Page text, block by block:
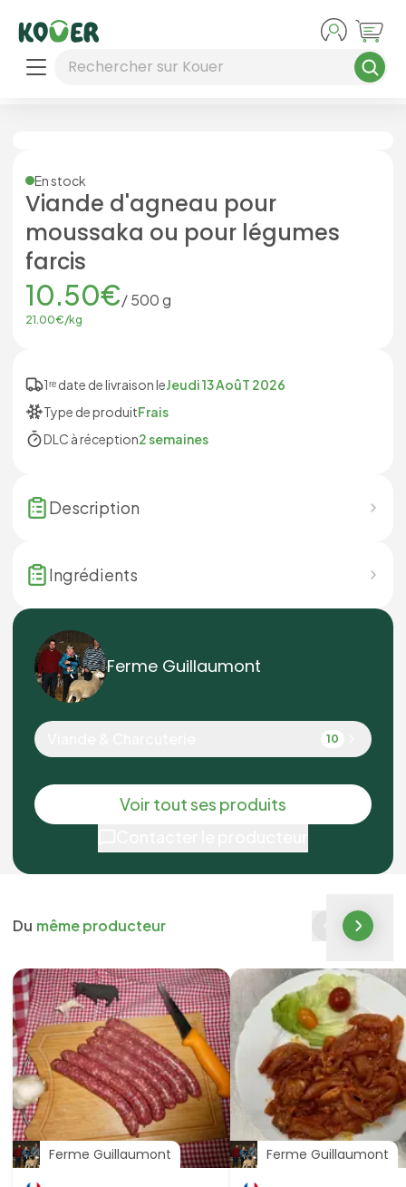
Rechercher sur Kouer
En stock
Viande d'agneau pour
moussaka ou pour légumes
farcis
10.50€/500g
21.00€/kg
1ʳᵉ date de livraison leJeudi 13 AoûT 2026
Type de produitFrais
DLC à réception2 semaines
Description
Ingrédients
Ferme Guillaumont
10
Voir tout ses produits
Du même producteur
Ferme Guillaumont Ferme Guillaumont